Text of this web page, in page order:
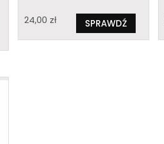
24,00 zł SPRAWDŹ